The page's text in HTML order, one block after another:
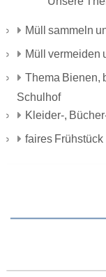
Müll sammeln
Müll vermeiden
Thema Bienen,
Schulhof
Kleider-,
faires Frühstück